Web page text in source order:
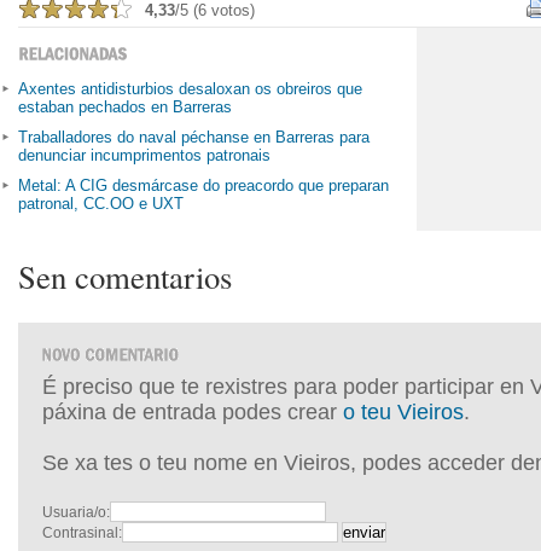
4,33/5 (6 votos)
Axentes antidisturbios desaloxan os obreiros que
estaban pechados en Barreras
Traballadores do naval péchanse en Barreras para
denunciar incumprimentos patronais
Metal: A CIG desmárcase do preacordo que preparan
patronal, CC.OO e UXT
Sen comentarios
É preciso que te rexistres para poder participar en
páxina de entrada podes crear o teu Vieiros.
Se xa tes o teu nome en Vieiros, podes acceder
Usuaria/o:
Contrasinal: